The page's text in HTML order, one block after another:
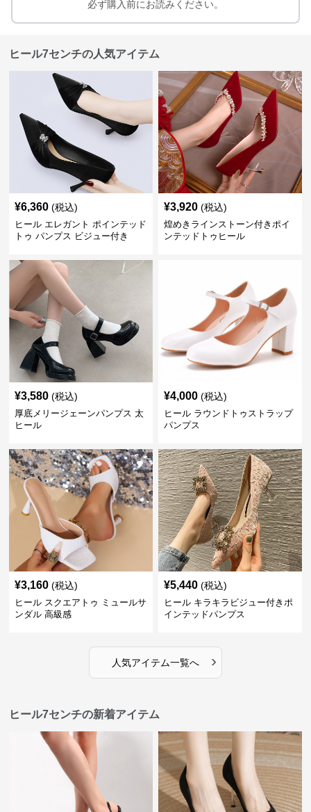
必ず購入前にお読みください。
ヒール7センチの人気アイテム
¥6,360 (税込)
ヒール エレガント ポインテッド
トゥ パンプス ビジュー付き
¥3,920 (税込)
煌めきラインストーン付きポイ
ンテッドトゥヒール
¥3,580 (税込)
厚底メリージェーンパンプス 太
ヒール
¥4,000 (税込)
ヒール ラウンドトゥストラップ
パンプス
¥3,160 (税込)
ヒール スクエアトゥ ミュールサ
ンダル 高級感
¥5,440 (税込)
ヒール キラキラビジュー付きポ
インテッドパンプス
人気アイテム一覧へ ›
ヒール7センチの新着アイテム